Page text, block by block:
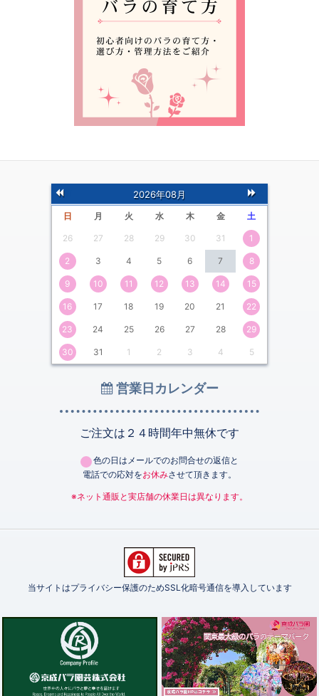
前
の月
次
の月
2026年08月
日 月 火 水 木 金 土
26 27 28 29 30 31 1
2 3 4 5 6 7 8
9 10 11 12 13 14 15
16 17 18 19 20 21 22
23 24 25 26 27 28 29
30 31 1 2 3 4 5
営業日カレンダー
ご注文は２４時間年中無休です
色の日はメールでのお問合せの返信と
電話での応対をお休みさせて頂きます。
※ネット通販と実店舗の休業日は異なります。
当サイトはプライバシー保護のためSSL化暗号通信を導入しています